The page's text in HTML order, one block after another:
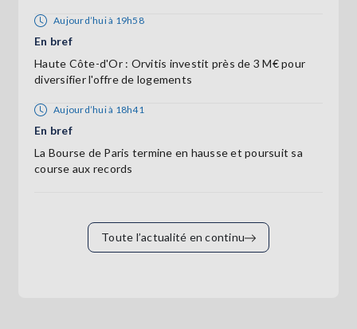
Aujourd’hui à 19h58
En bref
Haute Côte-d'Or : Orvitis investit près de 3 M€ pour
diversifier l'offre de logements
Aujourd’hui à 18h41
En bref
La Bourse de Paris termine en hausse et poursuit sa
course aux records
Toute l’actualité en continu